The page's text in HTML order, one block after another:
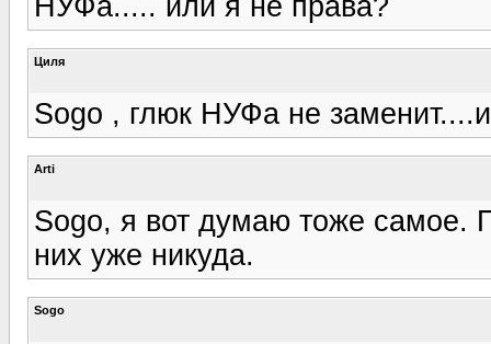
Циля
Sogo , глюк НУФа не
Arti
Sogo, я вот думаю тоже самое.
них уже никуда.
Sogo